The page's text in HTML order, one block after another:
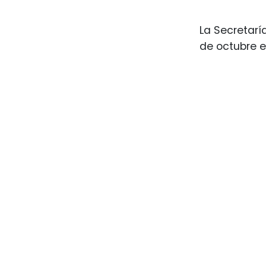
La
de octubre